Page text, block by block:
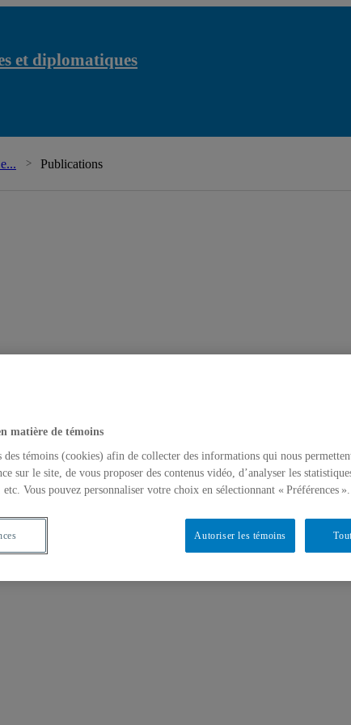
et diplomatiques
Publications
matière de témoins
des témoins (cookies) afin de collecter des informations qui nous
sur le site, de vous proposer des contenus vidéo, d’analyser les
Vous pouvez personnaliser votre choix en sélectionnant « Préférences ».
Autoriser les témoins